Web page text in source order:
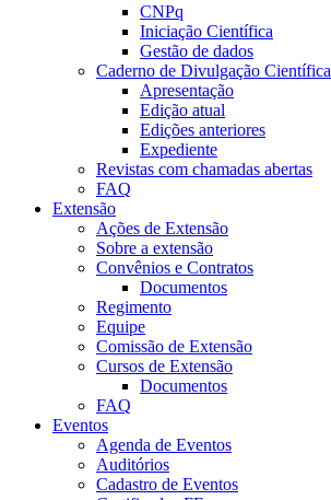
CNPq
Iniciação Científica
Gestão de dados
Caderno de Divulgação Científica
Apresentação
Edição atual
Edições anteriores
Expediente
Revistas com chamadas abertas
FAQ
Extensão
Ações de Extensão
Sobre a extensão
Convênios e Contratos
Documentos
Regimento
Equipe
Comissão de Extensão
Cursos de Extensão
Documentos
FAQ
Eventos
Agenda de Eventos
Auditórios
Cadastro de Eventos